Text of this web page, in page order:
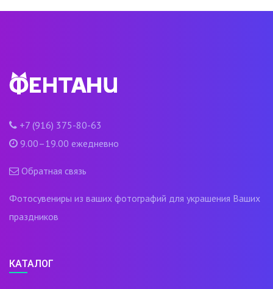
+7 (916) 375-80-63
9.00–19.00 ежедневно
Обратная связь
Фотосувениры из ваших фотографий для украшения Ваших
праздников
КАТАЛОГ